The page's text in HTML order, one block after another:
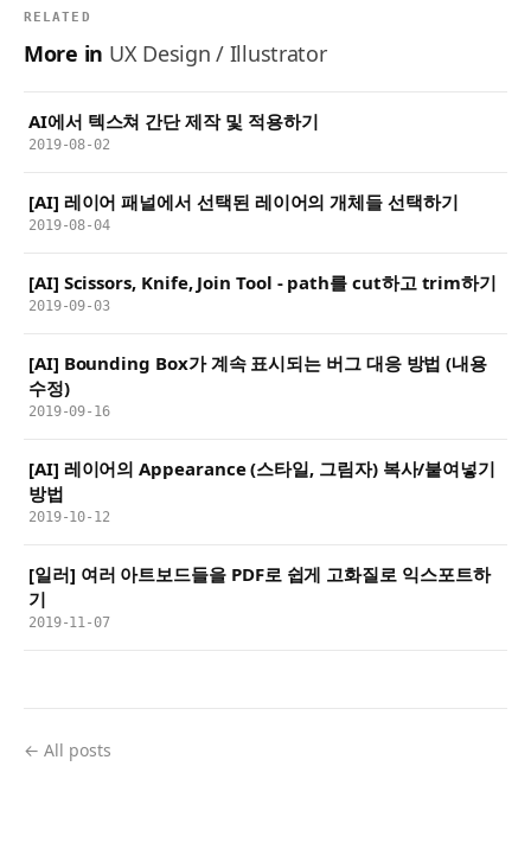
RELATED
More in UX Design / Illustrator
AI에서 텍스쳐 간단 제작 및 적용하기
2019-08-02
[AI] 레이어 패널에서 선택된 레이어의 개체들 선택하기
2019-08-04
[AI] Scissors, Knife, Join Tool - path를 cut하고 trim하기
2019-09-03
[AI] Bounding Box가 계속 표시되는 버그 대응 방법 (내용
수정)
2019-09-16
[AI] 레이어의 Appearance (스타일, 그림자) 복사/붙여넣기
방법
2019-10-12
[일러] 여러 아트보드들을 PDF로 쉽게 고화질로 익스포트하
기
2019-11-07
← All posts